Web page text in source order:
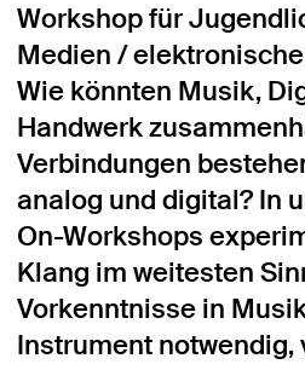
Workshop für
Medien /
Wie könnten Musik,
Handwerk
Verbindungen
analog und digital? In
On-Workshops
Klang im weitesten
Vorkenntnisse in
Instrument notwendig,